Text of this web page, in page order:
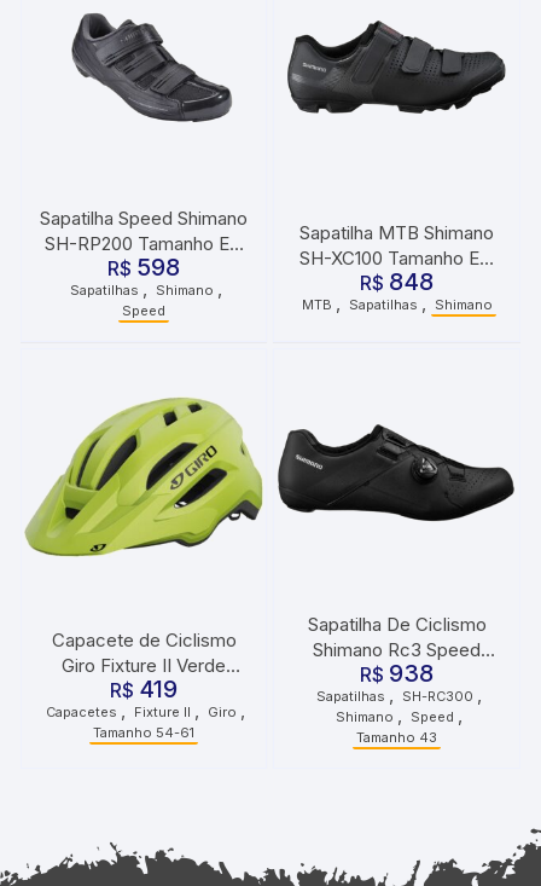
Sapatilha Speed Shimano
SH-RP200 Tamanho EU
44 Preto
R$ 598
Sapatilhas Shimano
Speed
Sapatilha MTB Shimano
SH-XC100 Tamanho EU
41 Preto
R$ 848
MTB , Sapatilhas , Shimano
Capacete de Ciclismo
Giro Fixture II Verde
Metálico
R$ 419
Capacetes Fixture II Giro
Tamanho 54-61
Sapatilha De Ciclismo
Shimano Rc3 Speed
Preta
R$ 938
Sapatilhas SH-RC300
Shimano Speed
Tamanho 43